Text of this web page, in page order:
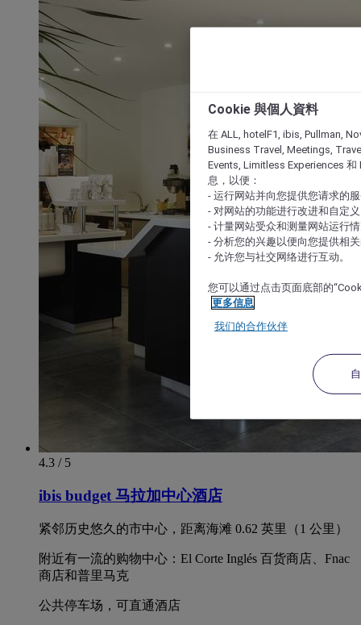
4.3 / 5
ibis budget 马拉加中心酒店
紧邻历史悠久的市中心，距离海滩 0.62 英里（1 公里）
附近有一流的购物中心：El Corte Inglés 百货商店、Fnac
商店和普里马克
公共停车场，可直通酒店
Cookie 與個人資料
在 ALL, hotelF1, ibis, Pullman,
Business Travel, Meetings,
Events, Limitless Experiences 和
息，以便：
- 运行网站并向您提供您请求的
- 对网站的功能进行改进和自定义
- 计量网站受众和测量网站运行
- 分析您的兴趣以便向您提供相
- 允许您与社交网络进行互动。
您可以通过点击页面底部的
更多信息
我们的合作伙伴